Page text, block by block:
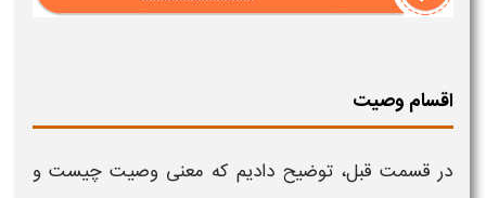
اقسام وصیت
در قسمت قبل، توضیح دادیم که معنی وصیت چیست و